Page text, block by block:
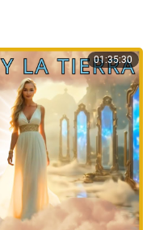
01:35:30